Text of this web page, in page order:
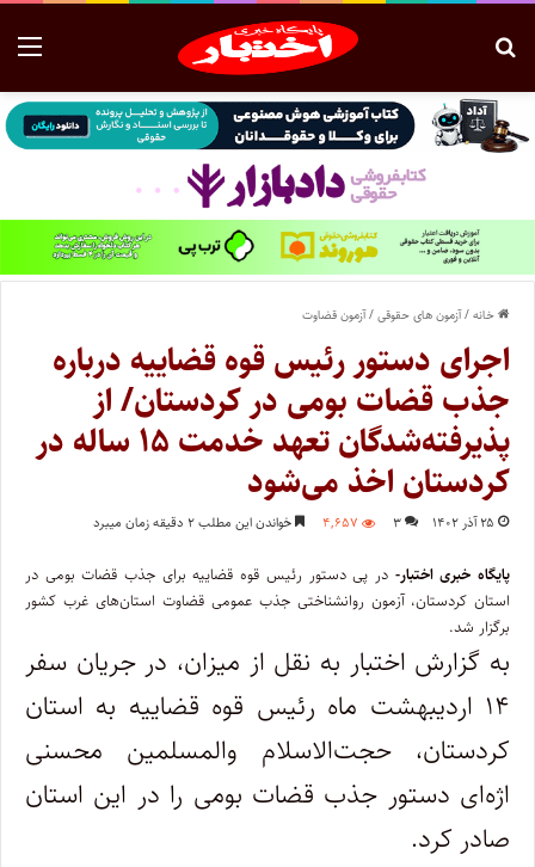
خانه/آزمون های حقوقی/آزمون قضاوت
اجرای دستور رئیس قوه قضاییه درباره
جذب قضات بومی در کردستان/ از
پذیرفته‌شدگان تعهد خدمت ۱۵ ساله در
کردستان اخذ می‌شود
۲۵ آذر ۱۴۰۲ ۳ ۴,۶۵۷ خواندن این مطلب ۲ دقیقه زمان میبرد
پایگاه خبری اختبار- در پی دستور رئیس قوه قضاییه برای جذب قضات بومی در
استان کردستان، آزمون روانشناختی جذب عمومی قضاوت استان‌های غرب کشور
برگزار شد.
به گزارش اختبار به نقل از میزان، در جریان سفر
۱۴ اردیبهشت ماه رئیس قوه قضاییه به استان
کردستان، حجت‌الاسلام والمسلمین محسنی
اژه‌ای دستور جذب قضات بومی را در این استان
صادر کرد.